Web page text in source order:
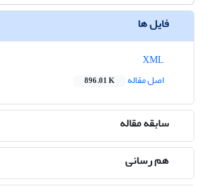
فایل ها
اصل مقاله
896.01 K
سابقه مقاله
هم رسانی